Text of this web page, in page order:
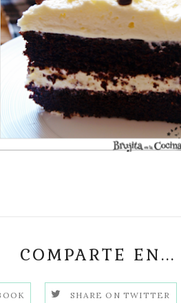
COMPARTE EN...
SHARE ON TWITTER